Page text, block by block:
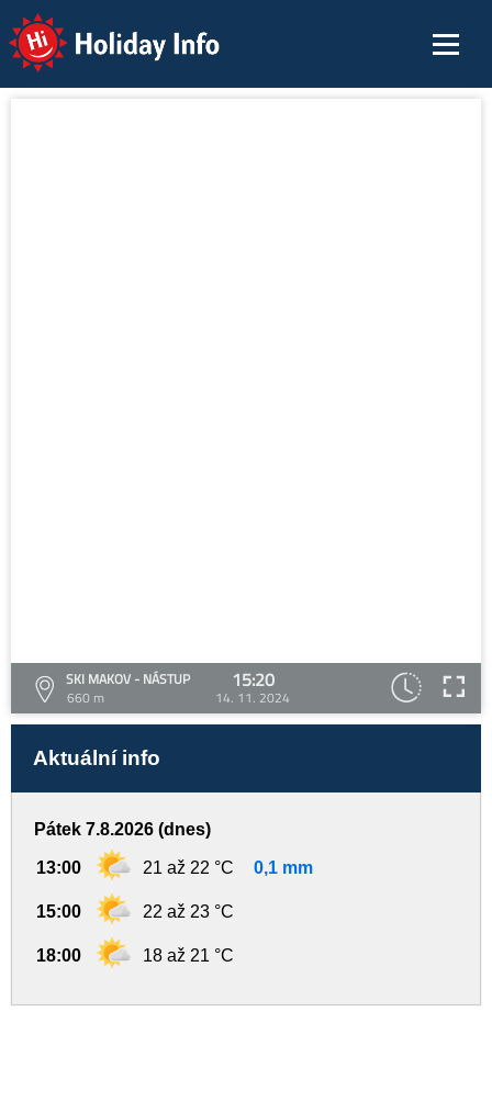
Holiday Info
SKI MAKOV - NÁSTUP
660 m
15:20
14. 11. 2024
Aktuální info
Pátek 7.8.2026 (dnes)
13:00 21 až 22 °C 0,1 mm
15:00 22 až 23 °C
18:00 18 až 21 °C